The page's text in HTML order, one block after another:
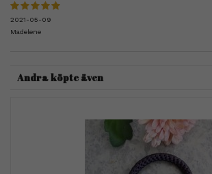
2021-05-09
Madelene
Andra köpte även